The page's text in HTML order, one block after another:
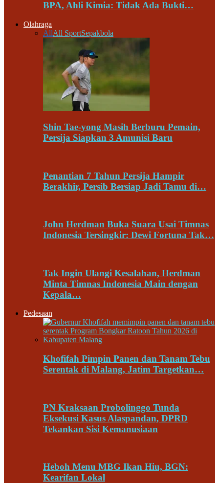
BPA, Ahli Kimia: Tidak Ada Bukti…
Olahraga
AllAll SportSepakbola
Shin Tae-yong Masih Berburu Pemain,
Persija Siapkan 3 Amunisi Baru
Penantian 7 Tahun Persija Hampir
Berakhir, Persib Bersiap Jadi Tamu di…
John Herdman Buka Suara Usai Timnas
Indonesia Tersingkir: Dewi Fortuna Tak…
Tak Ingin Ulangi Kesalahan, Herdman
Minta Timnas Indonesia Main dengan
Kepala…
Pedesaan
Khofifah Pimpin Panen dan Tanam Tebu
Serentak di Malang, Jatim Targetkan…
PN Kraksaan Probolinggo Tunda
Eksekusi Kasus Alaspandan, DPRD
Tekankan Sisi Kemanusiaan
Heboh Menu MBG Ikan Hiu, BGN:
Kearifan Lokal